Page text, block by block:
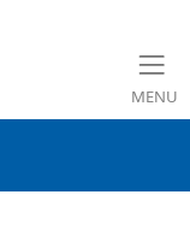
MENU